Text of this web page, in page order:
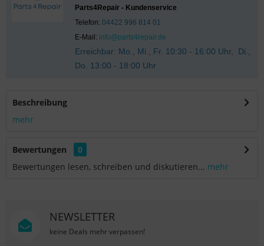
Parts4Repair - Kundenservice
Telefon: 04422 996 814 01
E-Mail: info@parts4repair.de
Erreichbar: Mo., Mi., Fr. 10:30 - 16:00 Uhr, Di.,
Do. 13:00 - 18:00 Uhr
Beschreibung
mehr
Bewertungen
0
Bewertungen lesen, schreiben und diskutieren... mehr
NEWSLETTER
keine Deals mehr verpassen!